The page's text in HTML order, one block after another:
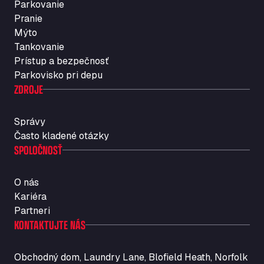
Rosario
Str. Vigentina, 205 km 5+380, 27010
Autotransit Amann
Auf dem Dreisch 8, 34346
Avin Kominis
Vasilikos Intersection E90, 46 100
Ashville Way, WA7 3EZ
AWJ Penrith Truckstop
M6 J40, Penrith Industrial Estate, CA11 9EH
Hill Barton Business park, EX5 1DR
Ballestas Flores
Ctra C 157 , 37009
Ballinluig Services
Bapaume Truck House A1
Parkovanie
Pranie
Mýto
Tankovanie
Prístup a bezpečnosť
Parkovisko pri depu
ZDROJE
Správy
Často kladené otázky
SPOLOČNOSŤ
O nás
Kariéra
Partneri
KONTAKTUJTE NÁS
Obchodný dom, Laundry Lane, Blofield Heath, Norfolk